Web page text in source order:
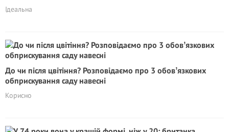
Ідеальна
До чи після цвітіння? Розповідаємо про 3 обовʼязкових
обприскування саду навесні
Корисно